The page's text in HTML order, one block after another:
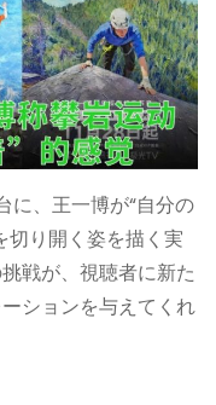
に、王一博が“自分の
切り開く姿を描く実
戦が、視聴者に新た
ションを与えてくれ